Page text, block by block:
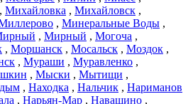
, Михайловка , Михайловск ,
, Минеральные Воды ,
, Мирный , Могоча ,
, Моршанск , Мосальск , Моздок ,
, Мураши , Муравленко ,
, Мыски , Мытищи ,
, Находка , Нальчик , Нариманов
, Нарьян-Мар , Навашино ,